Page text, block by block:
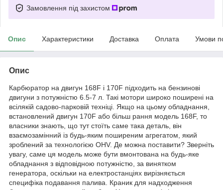
Замовлення під захистом
Опис Характеристики Доставка Оплата Умови
Опис
Карбюратор на двигун 168F і 170F підходить на бензинові
двигуни з потужністю 6.5-7 л. Такі мотори широко поширені на
всілякій садово-парковій техніці. Якщо на цьому обладнання,
встановлений двигун 170F або більш рання модель 168F, то
власники знають, що тут стоїть саме така деталь, він
взаємозамінний із будь-яким поширеним агрегатом, який
зроблений за технологією OHV. Де можна поставити? Зверніть
увагу, саме ця модель може бути вмонтована на будь-яке
обладнання з відповідною потужністю, за винятком
генератора, оскільки на електростанціях вирізняється
специфіка подавання палива. Краник для надходження